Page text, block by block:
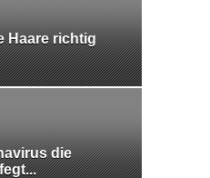
Haare richtig
die